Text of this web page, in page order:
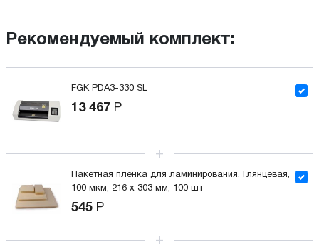
Рекомендуемый комплект:
FGK PDA3-330 SL
13 467 Р
Пакетная пленка для ламинирования, Глянцевая,
100 мкм, 216 x 303 мм, 100 шт
545 Р